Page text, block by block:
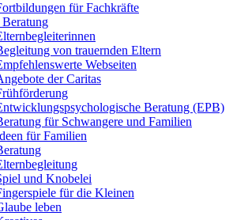
für Fachkräfte
von trauernden Eltern
Webseiten
der Caritas
Beratung (EPB)
für Schwangere und Familien
für Familien
und Knobelei
für die Kleinen
leben